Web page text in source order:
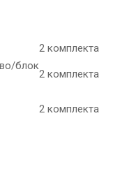
2 комплекта
блок
2 комплекта
2 комплекта